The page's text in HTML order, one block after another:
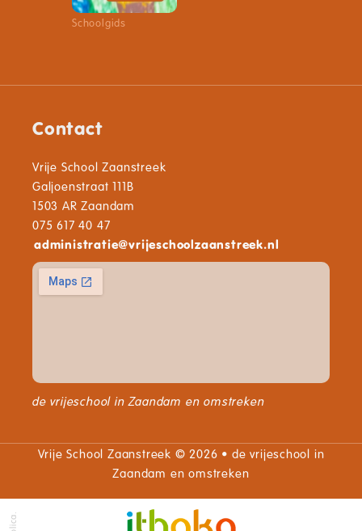
Schoolgids
Contact
Vrije School Zaanstreek
Galjoenstraat 111B
1503 AR Zaandam
075 617 40 47
administratie@vrijeschoolzaanstreek.nl
de vrijeschool in Zaandam en omstreken
Vrije School Zaanstreek © 2026 • de vrijeschool in
Zaandam en omstreken